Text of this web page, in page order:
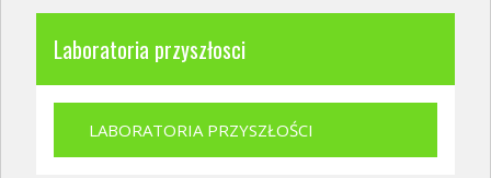
Laboratoria przyszłosci
LABORATORIA PRZYSZŁOŚCI